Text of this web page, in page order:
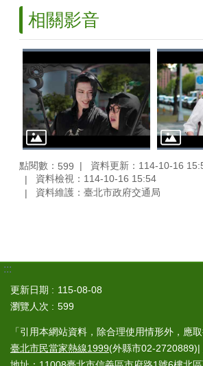
相關影音
點閱數： 599
資料更新：114-10-16
資料檢視：114-10-16 15:54
資料維護：臺北市政府交通局
:::
更新日期
115-08-08
瀏覽人次
599
「引用本網站資料，除合理使用情形外，應取
臺北市民當家熱線1999(外縣市02-2720889)|